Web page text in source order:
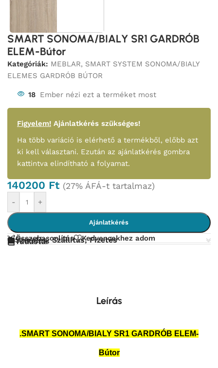
SMART SONOMA/BIALY SR1 GARDRÓB
ELEM-Bútor
Kategóriák: MEBLAR, SMART SYSTEM SONOMA/BIALY
ELEMES GARDRÓB BÚTOR
18 Ember nézi ezt a terméket most
Figyelem! Ajánlatkérés szükséges!
Ha több variáció is elérhető a termékből, előbb azt
ki kell választani. Ezután az ajánlatkérés gombra
kattintva elindítható a folyamat.
140200 Ft (27% ÁFÁ-t tartalmaz)
- +
Ajánlatkérés
Összehasonlítás Kedvencekhez adom
Szerelés, Szállítás, Fizetés
Tudástár
Leírás
.SMART SONOMA/BIALY SR1 GARDRÓB ELEM-
Bútor